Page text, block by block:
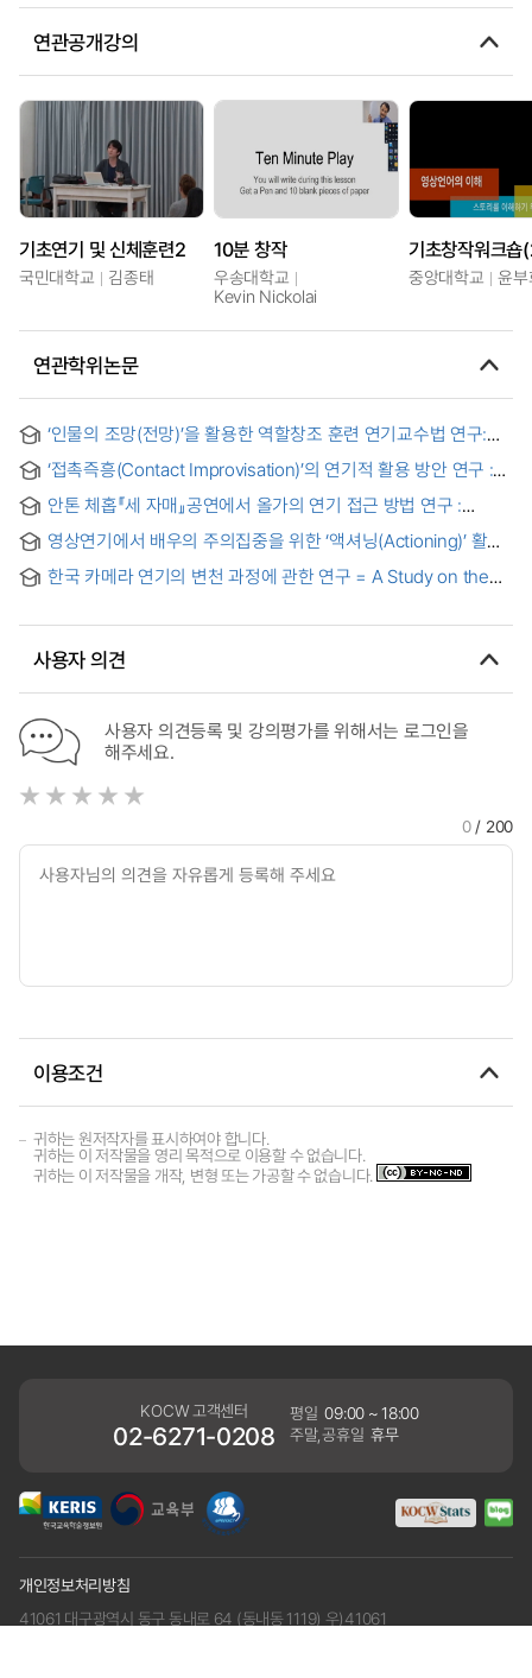
연관공개강의
기초연기 및 신체훈련2
국민대학교 김종태
10분 창작
우송대학교
Kevin Nickolai
기초창작워크숍
중앙대학교 윤
연관학위논문
‘인물의 조망(전망)’을 활용한 역할창조 훈련 연기교수법 연구:
for Role Creation Education Utilizing ‘Character’s
Perspective’: Focusing on Theater Scenes
‘접촉즉흥(Contact Improvisation)’의 연기적 활용 방안 연구 :
to use 'Contact Improvisation' in Acting : Focusing on the
Scene Implementation ofby Anton Chekhov
안톤 체홉『세 자매』공연에서 올가의 연기 접근 방법 연구 :
Anton Chekhov Three Sisters’s Olga from the Point of
View of Acting - ;Comparatives Studies of between voice
acting and stage acting
영상연기에서 배우의 주의집중을 위한 ‘액셔닝(Actioning)’ 활용
분석을 중심으로 = A Study on how to use "Actioning" for
Analysis of Actual Cases from Scenes Considering Media
Characteristics
한국 카메라 연기의 변천 과정에 관한 연구 = A Study on the
사용자 의견
사용자 의견등록 및 강의평가를 위해서는 로그인을
해주세요.
0/ 200
이용조건
귀하는 원저작자를 표시하여야 합니다.
귀하는 이 저작물을 영리 목적으로 이용할 수 없습니다.
귀하는 이 저작물을 개작, 변형 또는 가공할 수 없습니다.
KOCW 고객센터
02-6271-0208
평일 09:00 ~ 18:00
주말,공휴일 휴무
개인정보처리방침
41061 대구광역시 동구 동내로 64 (동내동 1119) 우)41061